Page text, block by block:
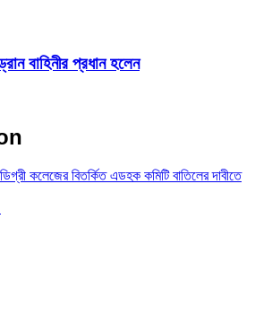
বাহিনীর প্রধান হলেন
কলেজের বিতর্কিত এডহক কমিটি বাতিলের দাবীতে